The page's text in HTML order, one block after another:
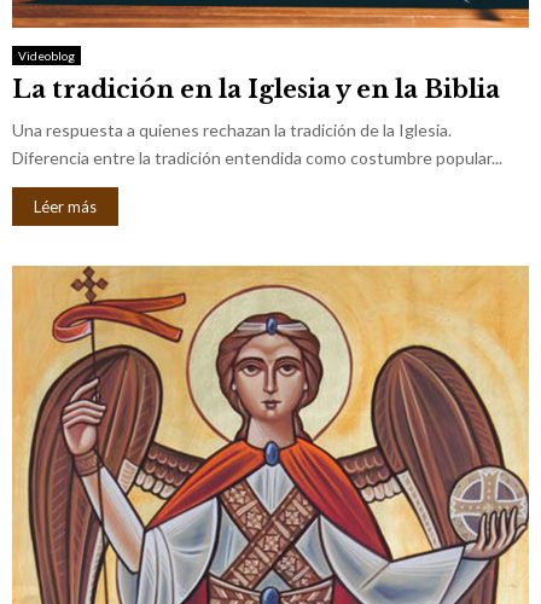
Videoblog
La tradición en la Iglesia y en la Biblia
Una respuesta a quienes rechazan la tradición de la Iglesia.
Diferencia entre la tradición entendida como costumbre popular...
Léer más